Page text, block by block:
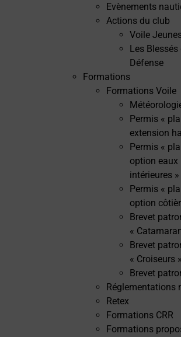
Evènements
Actions du club
Voile
Les Blessés
Défense
Formations
Formations Voile
Permis «
extension
Permis «
option eaux
intérieures »
Permis «
option
Brevet
«
Brevet
« Croiseurs »
Brevet
Réglementations
Retex
Formations CRR
Formations